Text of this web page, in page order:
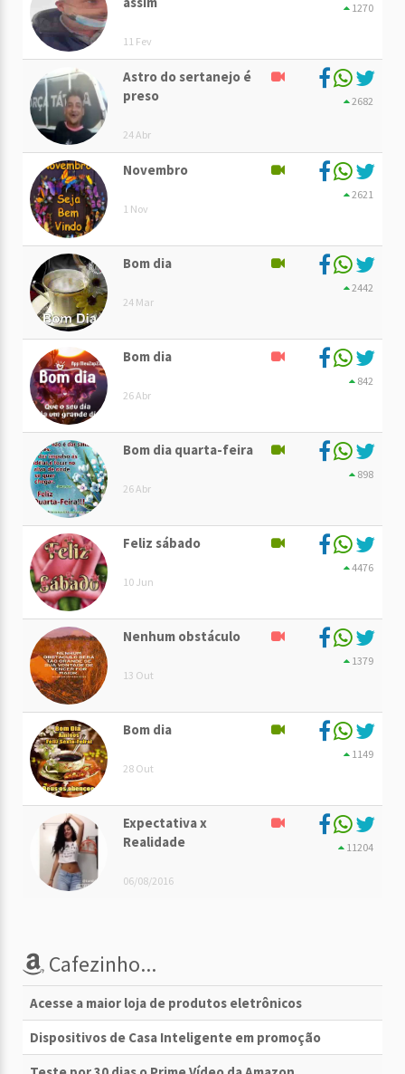
11 Fev
1270
Astro do sertanejo é
preso
24 Abr
2682
Novembro
1 Nov
2621
Bom dia
24 Mar
2442
Bom dia
26 Abr
842
Bom dia quarta-feira
26 Abr
898
Feliz sábado
10 Jun
4476
Nenhum obstáculo
13 Out
1379
Bom dia
28 Out
1149
Expectativa x
Realidade
06/08/2016
11204
Cafezinho...
Acesse a maior loja de produtos eletrônicos
Dispositivos de Casa Inteligente em promoção